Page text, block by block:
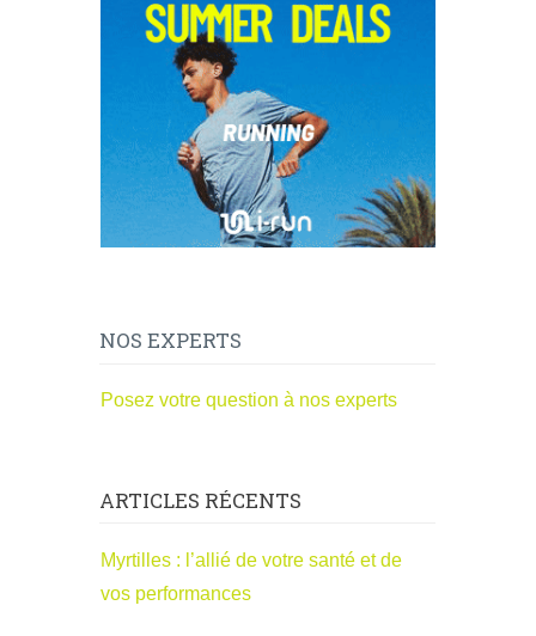
NOS EXPERTS
Posez votre question à nos experts
ARTICLES RÉCENTS
Myrtilles : l’allié de votre santé et de
vos performances